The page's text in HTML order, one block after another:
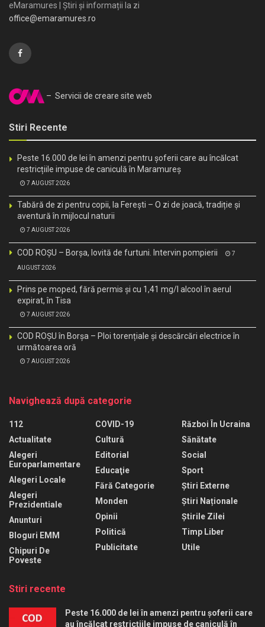
eMaramures | Știri și informații la zi
office@emaramures.ro
– Servicii de creare site web
Stiri Recente
Peste 16.000 de lei în amenzi pentru șoferii care au încălcat
restricțiile impuse de caniculă în Maramureș
7 AUGUST 2026
Tabără de zi pentru copii, la Ferești – O zi de joacă, tradiție și
aventură în mijlocul naturii
7 AUGUST 2026
COD ROȘU – Borșa, lovită de furtuni. Intervin pompierii 7
AUGUST 2026
Prins pe moped, fără permis și cu 1,41 mg/l alcool în aerul
expirat, în Tisa
7 AUGUST 2026
COD ROȘU în Borșa – Ploi torențiale și descărcări electrice în
următoarea oră
7 AUGUST 2026
Navighează după categorie
112
Actualitate
Alegeri
Europarlamentare
Alegeri Locale
Alegeri
Prezidentiale
Anunturi
Bloguri EMM
Chipuri De
Poveste
COVID-19
Cultură
Editorial
Educaţie
Fără Categorie
Monden
Opinii
Politică
Publicitate
Război În Ucraina
Sănătate
Social
Sport
Știri Externe
Știri Naționale
Știrile Zilei
Timp Liber
Utile
Stiri recente
Peste 16.000 de lei în amenzi pentru șoferii care
au încălcat restricțiile impuse de caniculă în